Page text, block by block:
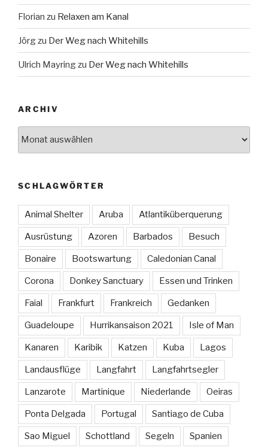
Florian zu Relaxen am Kanal
Jörgzu Der Weg nach Whitehills
Ulrich Mayringzu Der Weg nach Whitehills
ARCHIV
SCHLAGWÖRTER
Animal Shelter Aruba Atlantiküberquerung
Ausrüstung Azoren Barbados Besuch
Bonaire Bootswartung Caledonian Canal
Corona Donkey Sanctuary Essen und Trinken
Faial Frankfurt Frankreich Gedanken
Guadeloupe Hurrikansaison 2021 Isle of Man
Kanaren Karibik Katzen Kuba Lagos
Landausflüge Langfahrt Langfahrtsegler
Lanzarote Martinique Niederlande Oeiras
Ponta Delgada Portugal Santiago de Cuba
Sao Miguel Schottland Segeln Spanien